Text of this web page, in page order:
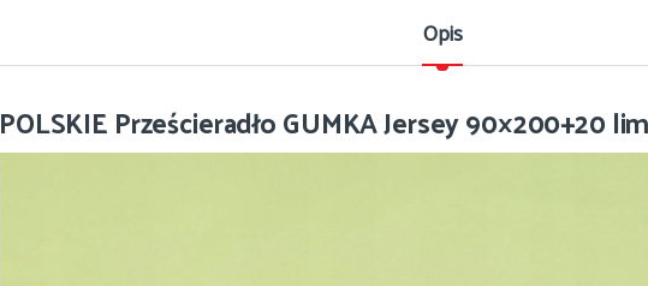
Opis
POLSKIE Prześcieradło GUMKA Jersey 90×200+20